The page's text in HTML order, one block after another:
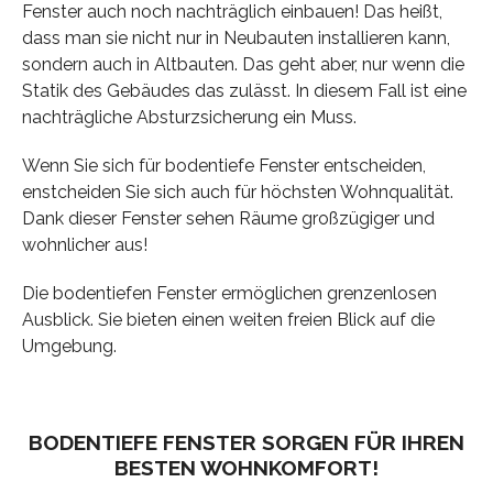
Fenster auch noch nachträglich einbauen! Das heißt,
dass man sie nicht nur in Neubauten installieren kann,
sondern auch in Altbauten. Das geht aber, nur wenn die
Statik des Gebäudes das zulässt. In diesem Fall ist eine
nachträgliche Absturzsicherung ein Muss.
Wenn Sie sich für bodentiefe Fenster entscheiden,
enstcheiden Sie sich auch für höchsten Wohnqualität.
Dank dieser Fenster sehen Räume großzügiger und
wohnlicher aus!
Die bodentiefen Fenster ermöglichen grenzenlosen
Ausblick. Sie bieten einen weiten freien Blick auf die
Umgebung.
BODENTIEFE FENSTER SORGEN FÜR IHREN
BESTEN WOHNKOMFORT!